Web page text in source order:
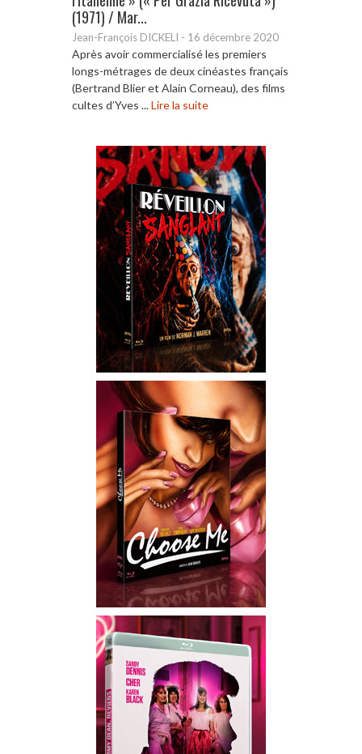
(1971) / Mar...
Jean-François DICKELI - 16 décembre 2020
Après avoir commercialisé les premiers
longs-métrages de deux cinéastes français
(Bertrand Blier et Alain Corneau), des films
cultes d’Yves ...Lire la suite